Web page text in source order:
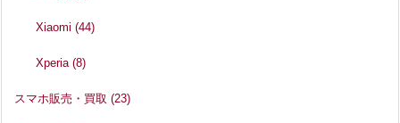
Xiaomi(44)
Xperia(8)
スマホ販売・買取 (23)